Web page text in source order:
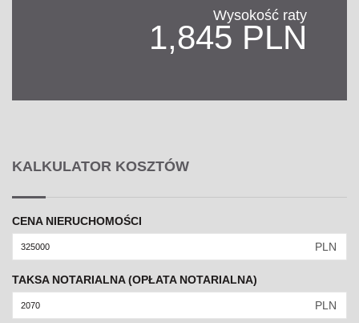
Wysokość raty
1,845 PLN
KALKULATOR KOSZTÓW
CENA NIERUCHOMOŚCI
PLN
TAKSA NOTARIALNA (OPŁATA NOTARIALNA)
PLN